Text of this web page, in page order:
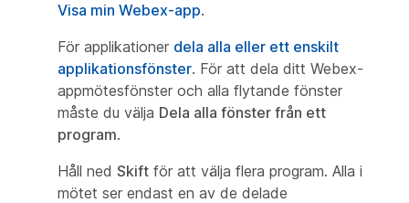
Visa min Webex-app.
För applikationer dela alla eller ett enskilt
applikationsfönster. För att dela ditt Webex-
appmötesfönster och alla flytande fönster
måste du välja Dela alla fönster från ett
program.
Håll ned Skift för att välja flera program. Alla i
mötet ser endast en av de delade